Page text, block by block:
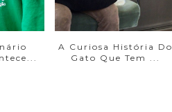
A Curiosa História Do
Gato Que Tem ...